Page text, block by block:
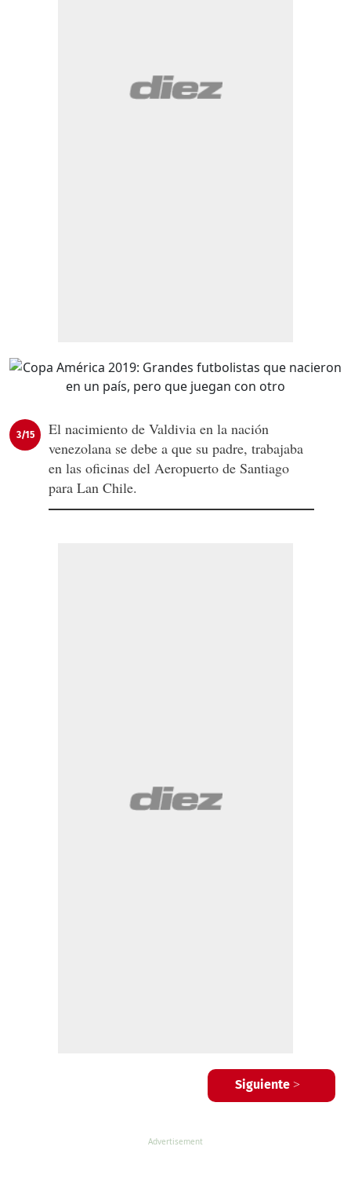
3/15
El nacimiento de Valdivia en la nación
venezolana se debe a que su padre, trabajaba
en las oficinas del Aeropuerto de Santiago
para Lan Chile.
Siguiente >